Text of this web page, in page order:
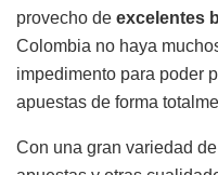
provecho de excelentes
Colombia no haya
impedimento para poder
apuestas de forma
Con una gran variedad